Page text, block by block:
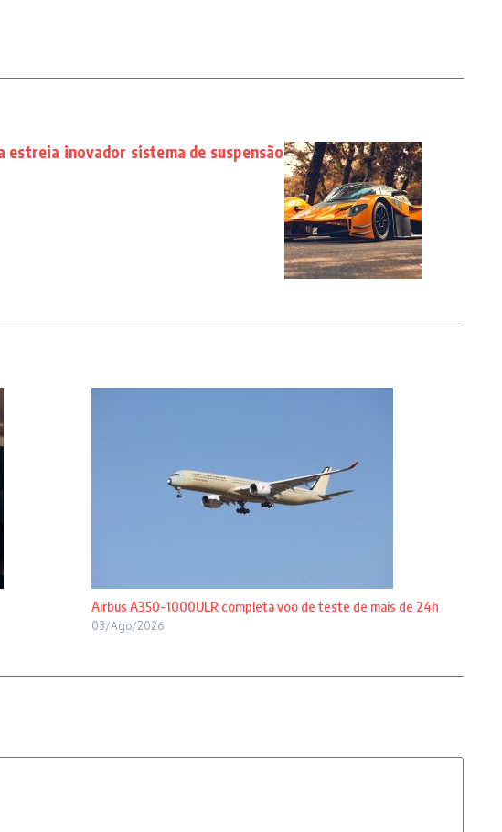
estreia inovador sistema de suspensão
Airbus A350-1000ULR completa voo de teste de mais de 24h
03/Ago/2026